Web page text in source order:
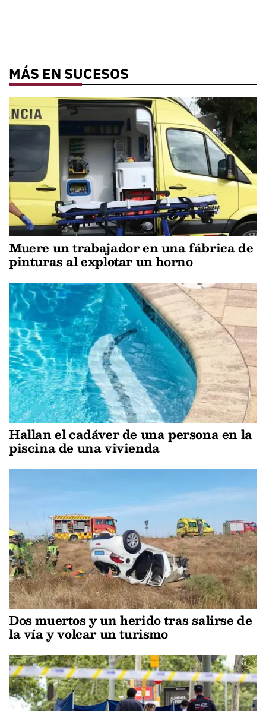
MÁS EN SUCESOS
Muere un trabajador en una fábrica de
pinturas al explotar un horno
Hallan el cadáver de una persona en la
piscina de una vivienda
Dos muertos y un herido tras salirse de
la vía y volcar un turismo